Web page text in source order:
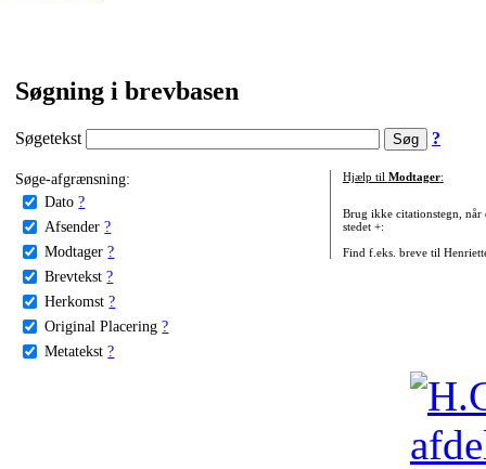
Søgning i brevbasen
Søgetekst ?
Søge-afgrænsning:
Dato ?
Afsender ?
Modtager ?
Brevtekst ?
Herkomst ?
Original Placering ?
Metatekst ?
Hjælp til Modtager:
Brug ikke citationstegn, når
stedet +:
Find f.eks. breve til